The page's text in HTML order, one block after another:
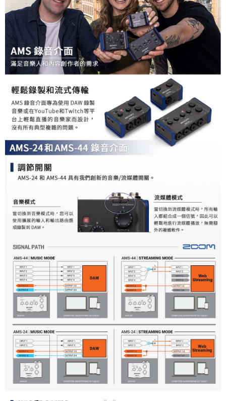
１．簡單：不需註冊會員、不需綁卡、不需儲值。
２．便利：只要手機號碼，簡訊認證，即可結帳。
３．安心：先確認商品／服務後，再付款。
【「AFTEE先享後付」結帳流程】
１．於結帳方式選擇「AFTEE先享後付」後，將跳轉至「AFTEE先享後付」
結帳頁面，進行簡訊認證並確認金額後，即可完成結帳。
２．訂單成立數日內，您將收到繳費通知簡訊。
３．收到繳費通知簡訊後14天內，點擊此簡訊中的連結，可透過四大超商／
ATM／網路銀行／等多元方式進行付款，方視為交易完成。
※ 請注意：結帳手續完成當下不需立刻繳費，但若您需要取消訂單，請聯絡
購買商品的店家。未經商家同意取消之訂單仍視為有效，需透過AFTEE先享
後付繳納相關費用。
※ 交易是否成功請以「AFTEE先享後付 」之結帳頁面顯示為準，若有關於
是否繳費成功／繳費後需取消欲退款等相關疑問，請聯繫「AFTEE先享後付
客戶支援中心」https://netprotections.freshdesk.com/support/home
１．透過由恩沛科技股份有限公司提供之「AFTEE先享後付」服務完成之交
易，需依本服務之必要範圍內提供個人資料，並將交易相關給付款項請求債
２．關於個人資料處理事宜，請瀏覽以下網址：
https://aftee.tw/terms/#terms3
３．未成年的使用者請事先徵得法定代理人或監護人之同意方可使用
「AFTEE先享後付」，若未經同意申辦者引起之損失，本公司不負相關責
時審查核予不同之上限額度；若仍有額度不足之情形，本公司將視審查結果
請求用戶進行身份認證。
５．嚴禁一人註冊多個帳號或使用他人資訊註冊。若發現惡意使用之情形，
恩沛科技股份有限公司將有權停止該用戶之使用額度並採取法律行動。
運送方式
全家取貨付款
每筆NT$60，滿NT$399(含以上)免運費
萊爾富取貨付款
每筆NT$60，滿NT$399(含以上)免運費
7-11取貨付款
每筆NT$60，滿NT$399(含以上)免運費
宅配
每筆NT$75，滿NT$399(含以上)免運費
付款後門市自取
免運費